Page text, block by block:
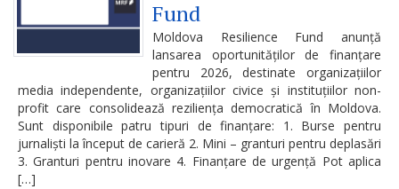
conduită
a
funcționarilor
publici
Fund
Moldova Resilience Fund anunță
lansarea oportunităților de finanțare
pentru 2026, destinate organizațiilor
media independente, organizațiilor civice și instituțiilor non-
profit care consolidează reziliența democratică în Moldova.
Sunt disponibile patru tipuri de finanțare: 1. Burse pentru
jurnaliști la început de carieră 2. Mini – granturi pentru deplasări
3. Granturi pentru inovare 4. Finanțare de urgență Pot aplica
[…]